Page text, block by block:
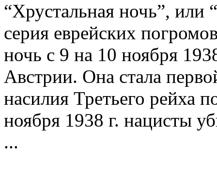
“Хрустальная ночь”, или
серия еврейских
ночь с 9 на 10 ноября
Австрии. Она стала
насилия Третьего рейха
ноября 1938 г. нацисты
...